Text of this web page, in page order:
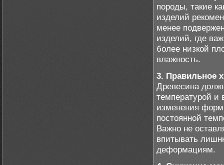
породы, такие
изделий
менее
изделий, где
более низкой
влажность.
3. Правильное
Древесина
температурой и
изменения
постоянной
Важно не
впитывать
деформациям.